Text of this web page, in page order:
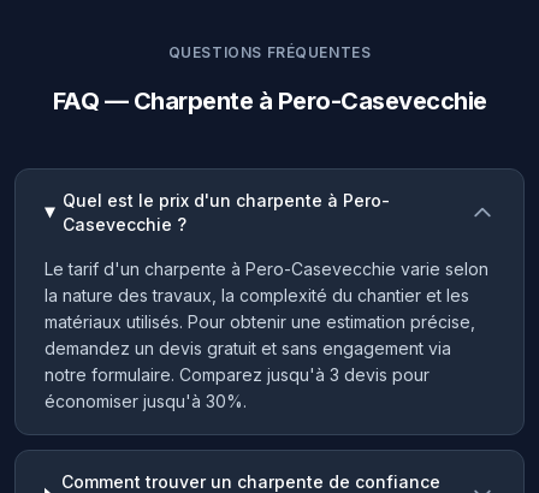
QUESTIONS FRÉQUENTES
FAQ — Charpente à Pero-Casevecchie
Quel est le prix d'un charpente à Pero-
Casevecchie ?
Le tarif d'un charpente à Pero-Casevecchie varie selon
la nature des travaux, la complexité du chantier et les
matériaux utilisés. Pour obtenir une estimation précise,
demandez un devis gratuit et sans engagement via
notre formulaire. Comparez jusqu'à 3 devis pour
économiser jusqu'à 30%.
Comment trouver un charpente de confiance